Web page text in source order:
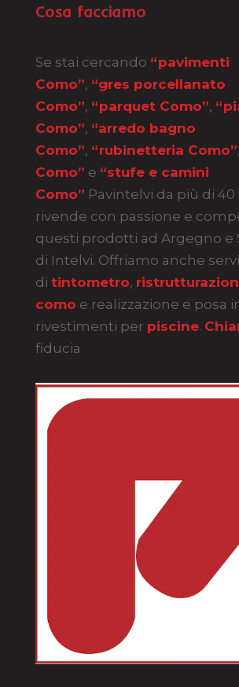
Cosa facciamo
Se stai cercando “pavimenti
Como”, “gres porcellanato
Como”, “parquet Como”,
Como”, “arredo bagno
Como”, “rubinetteria Como”,
Como” e “stufe e camini
Como” Pavintelvi da più di 40
rivende con passione e
questi prodotti ad Argegno e
di Intelvi. Offriamo anche
di tintometro,
como e realizzazione e posa
rivestimenti per piscine.
fiducia